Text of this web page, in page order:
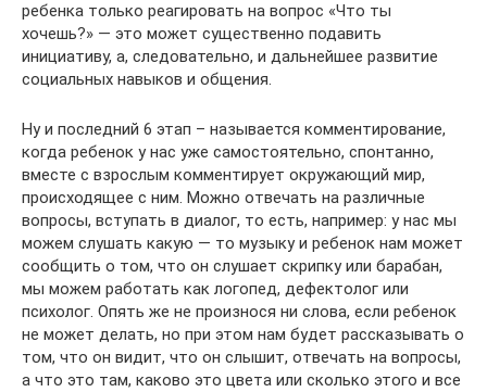
ребенка только реагировать на вопрос «Что ты
хочешь?» — это может существенно подавить
инициативу, а, следовательно, и дальнейшее развитие
социальных навыков и общения.
Ну и последний 6 этап – называется комментирование,
когда ребенок у нас уже самостоятельно, спонтанно,
вместе с взрослым комментирует окружающий мир,
происходящее с ним. Можно отвечать на различные
вопросы, вступать в диалог, то есть, например: у нас мы
можем слушать какую — то музыку и ребенок нам может
сообщить о том, что он слушает скрипку или барабан,
мы можем работать как логопед, дефектолог или
психолог. Опять же не произнося ни слова, если ребенок
не может делать, но при этом нам будет рассказывать о
том, что он видит, что он слышит, отвечать на вопросы,
а что это там, каково это цвета или сколько этого и все